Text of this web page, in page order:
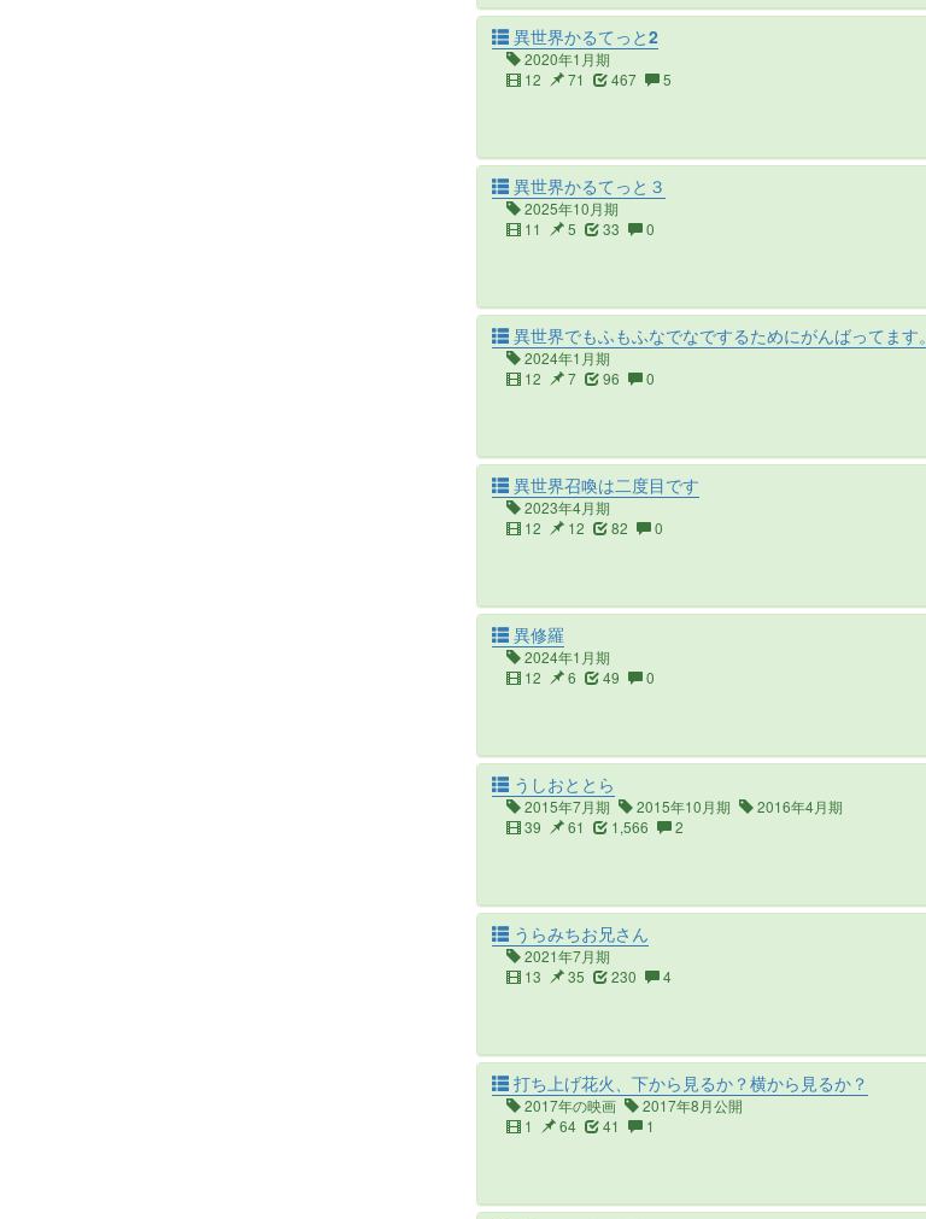
異世界かるてっと2
2020年1月期
12
71 467 5
異世界かるてっと３
2025年10月期
11
5 33 0
異世界でもふもふなでなでするためにがんばってます。
2024年1月期
12
7 96 0
異世界召喚は二度目です
2023年4月期
12
12 82 0
異修羅
2024年1月期
12
6 49 0
うしおととら
2015年7月期 2015年10月期
2016年4月期
39
61 1,566 2
うらみちお兄さん
2021年7月期
13
35 230 4
打ち上げ花火、下から見るか？横から見るか？
2017年の映画
2017年8月公開
1
64 41 1